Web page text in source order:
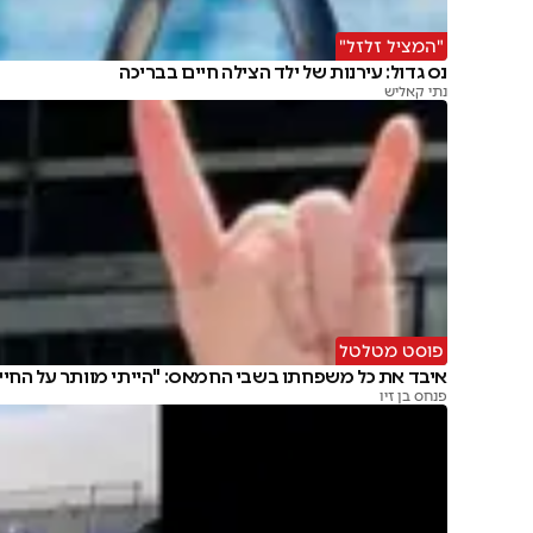
"המציל זלזל"
נס גדול: עירנות של ילד הצילה חיים בבריכה
נתי קאליש
פוסט מטלטל
איבד את כל משפחתו בשבי החמאס: "הייתי מוותר על
פנחס בן זיו